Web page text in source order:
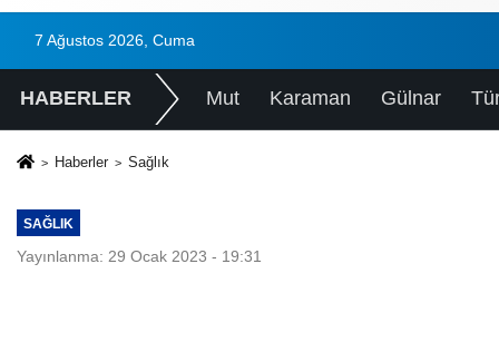
7 Ağustos 2026, Cuma
HABERLER Mut Karaman Gülnar
Haberler Sağlık
SAĞLIK
Yayınlanma: 29 Ocak 2023 - 19:31